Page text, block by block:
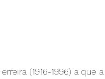
(1916-1996) a que a